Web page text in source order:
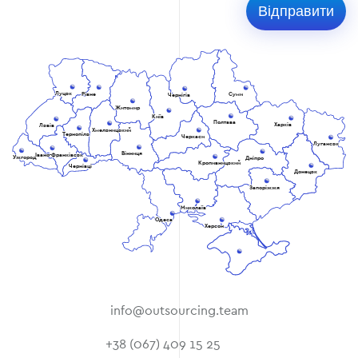
Львів
Луцьк Рівне
Вінниця
Хмельницький
Житомир
Чернівці
УжгородІвано-Франківськ
Тернопіль
Київ
Чернігів Суми
Полтава Харків
Луганськ
Донецьк
Дніпро
Черкаси
Кропивницький
Одеса
Запоріжжя
Херсон
Миколаїв
info@outsourcing.team
+38 (067) 409 15 25